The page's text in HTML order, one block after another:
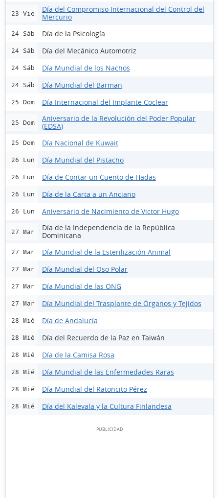
23 Vie
Día del Compromiso Internacional del Control del
Mercurio
24 Sáb Día de la Psicología
24 Sáb Día del Mecánico Automotriz
24 Sáb Día Mundial de los Nachos
24 Sáb Día Mundial del Barman
25 Dom Día Internacional del Implante Coclear
25 Dom
Aniversario de la Revolución del Poder Popular
(EDSA)
25 Dom Día Nacional de Kuwait
26 Lun Día Mundial del Pistacho
26 Lun Día de Contar un Cuento de Hadas
26 Lun Día de la Carta a un Anciano
26 Lun Aniversario de Nacimiento de Victor Hugo
27 Mar
Día de la Independencia de la República
Dominicana
27 Mar Día Mundial de la Esterilización Animal
27 Mar Día Mundial del Oso Polar
27 Mar Día Mundial de las ONG
27 Mar Día Mundial del Trasplante de Órganos y Tejidos
28 Mié Día de Andalucía
28 Mié Día del Recuerdo de la Paz en Taiwán
28 Mié Día de la Camisa Rosa
28 Mié Día Mundial de las Enfermedades Raras
28 Mié Día Mundial del Ratoncito Pérez
28 Mié Día del Kalevala y la Cultura Finlandesa